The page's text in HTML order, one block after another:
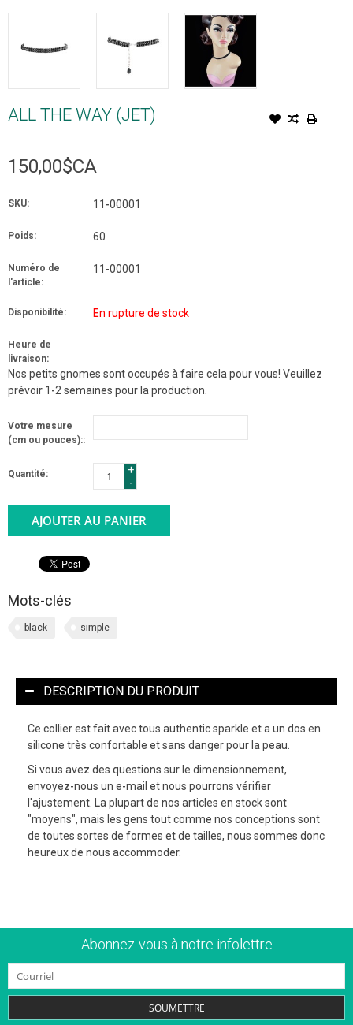
ALL THE WAY (JET)
150,00$CA
SKU: 11-00001
Poids: 60
Numéro de
l'article:
11-00001
Disponibilité: En rupture de stock
Heure de
livraison:
Nos petits gnomes sont occupés à faire cela pour vous! Veuillez
prévoir 1-2 semaines pour la production.
Votre mesure
(cm ou pouces)::
Quantité:
+
-
AJOUTER AU PANIER
Mots-clés
black simple
DESCRIPTION DU PRODUIT
Ce collier est fait avec tous authentic sparkle et a un dos en
silicone très confortable et sans danger pour la peau.
Si vous avez des questions sur le dimensionnement,
envoyez-nous un e-mail et nous pourrons vérifier
l'ajustement. La plupart de nos articles en stock sont
"moyens", mais les gens tout comme nos conceptions sont
de toutes sortes de formes et de tailles, nous sommes donc
heureux de nous accommoder.
Abonnez-vous à notre infolettre
SOUMETTRE